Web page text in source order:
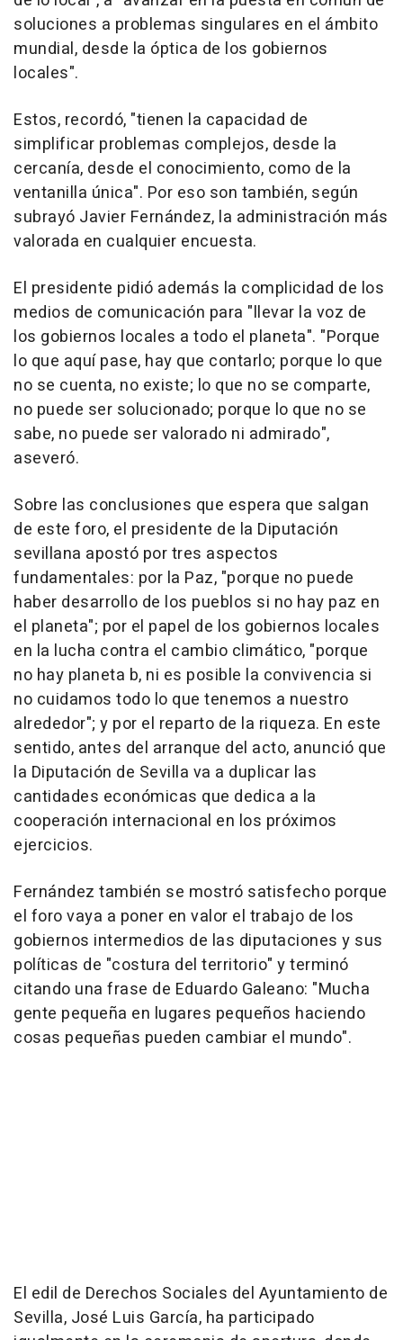
soluciones a problemas singulares en el ámbito
mundial, desde la óptica de los gobiernos
locales".
Estos, recordó, "tienen la capacidad de
simplificar problemas complejos, desde la
cercanía, desde el conocimiento, como de la
ventanilla única". Por eso son también, según
subrayó Javier Fernández, la administración más
valorada en cualquier encuesta.
El presidente pidió además la complicidad de los
medios de comunicación para "llevar la voz de
los gobiernos locales a todo el planeta". "Porque
lo que aquí pase, hay que contarlo; porque lo que
no se cuenta, no existe; lo que no se comparte,
no puede ser solucionado; porque lo que no se
sabe, no puede ser valorado ni admirado",
aseveró.
Sobre las conclusiones que espera que salgan
de este foro, el presidente de la Diputación
sevillana apostó por tres aspectos
fundamentales: por la Paz, "porque no puede
haber desarrollo de los pueblos si no hay paz en
el planeta"; por el papel de los gobiernos locales
en la lucha contra el cambio climático, "porque
no hay planeta b, ni es posible la convivencia si
no cuidamos todo lo que tenemos a nuestro
alrededor"; y por el reparto de la riqueza. En este
sentido, antes del arranque del acto, anunció que
la Diputación de Sevilla va a duplicar las
cantidades económicas que dedica a la
cooperación internacional en los próximos
ejercicios.
Fernández también se mostró satisfecho porque
el foro vaya a poner en valor el trabajo de los
gobiernos intermedios de las diputaciones y sus
políticas de "costura del territorio" y terminó
citando una frase de Eduardo Galeano: "Mucha
gente pequeña en lugares pequeños haciendo
cosas pequeñas pueden cambiar el mundo".
El edil de Derechos Sociales del Ayuntamiento de
Sevilla, José Luis García, ha participado